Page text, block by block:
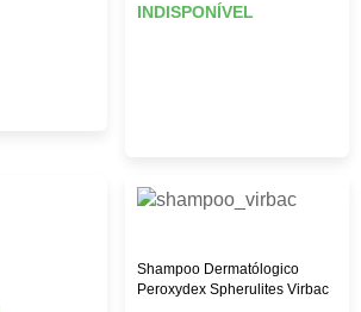
INDISPONÍVEL
Shampoo Dermatólogico
Peroxydex Spherulites Virbac